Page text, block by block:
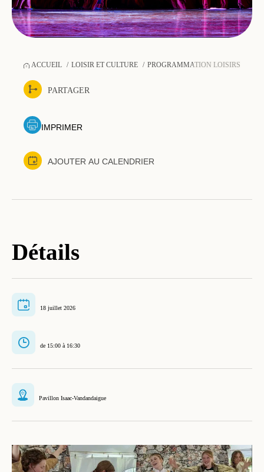
ACCUEIL LOISIR ET CULTURE PROGRAMMATION LOISIRS-
PARTAGER
IMPRIMER
AJOUTER AU CALENDRIER
Détails
18 juillet 2026
de 15:00 à 16:30
Pavillon Isaac-Vandandaigue